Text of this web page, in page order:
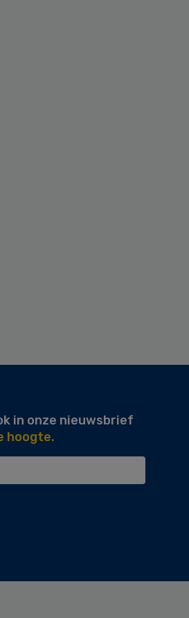
in onze nieuwsbrief
hoogte.